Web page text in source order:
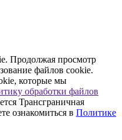
Продолжая просмотр
файлов cookie.
которые мы
обработки файлов
Трансграничная
ознакомиться в Политике